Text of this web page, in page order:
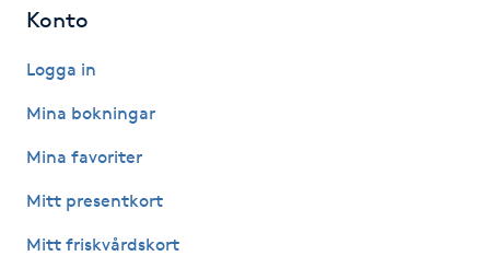
Meditation
Megavolymfransar
Konto
Logga in
Mina bokningar
Mina favoriter
Mitt presentkort
Mitt friskvårdskort